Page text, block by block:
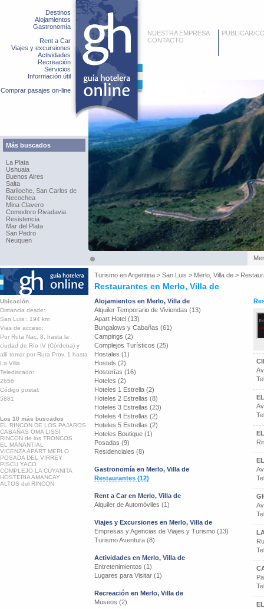
Destinos
Alojamientos
Gastronomía
Rent a Car
Viajes y excursiones
Actividades
Recreación
Servicios
Información útil
Comprar pasajes on-line
Más buscados
La Plata
Ushuaia
Buenos Aires
Salta
Bariloche, San Carlos de
Necochea
Mina Clavero
Comodoro Rivadavia
Resistencia
Mar del Plata
San Pedro
Neuquen
NUESTRA EMPRESA
CONTACTO
PUBLICAR/
Turismo enArgentina > San Luis > Merlo, Villa de >
Restaurantes en Merlo, Villa de
Ubicación
Distancia desde:
San Luis : 194 km
Vias de acceso:
Por Ruta Nac. 8, hasta la
ciudad de Río IV (Córdoba) y
allí tomar por Ruta Prov. 1 hasta
La Villa
Telediscado:
2656
Código postal:
5881
Los 10 más buscados
EL RINCON DE LOS PAJAROS
CABAÑAS OMA LISSI
RINCON de los TRONCOS
EL MANANTIAL
VICENZA APART MERLO
POSADA DEL VIRREY
PISCU YACO
COMPLEJO LA CUYANITA
HOSTERIA AMANCAY
ALTOS del RINCON
Alojamientos en Merlo, Villa de
Alquiler Temporario de Viviendas (13)
Apart Hotel (13)
Bungalows y Cabañas (61)
Campings (2)
Complejos Turísticos (25)
Hostales (1)
Hostels (2)
Hosterías (16)
Hoteles (2)
Hoteles 1 Estrella (2)
Hoteles 2 Estrellas (8)
Hoteles 3 Estrellas (23)
Hoteles 4 Estrellas (2)
Hoteles 5 Estrellas (2)
Hoteles Boutique (1)
Posadas (9)
Residenciales (8)
Gastronomía en Merlo, Villa de
Restaurantes (12)
Rent a Car en Merlo, Villa de
Alquiler de Automóviles (1)
Viajes y Excursiones en Merlo, Villa de
Empresas y Agencias de Viajes y Turismo (13)
Turismo Aventura (8)
Actividades en Merlo, Villa de
Entretenimientos (1)
Lugares para Visitar (1)
Recreación en Merlo, Villa de
Museos (2)